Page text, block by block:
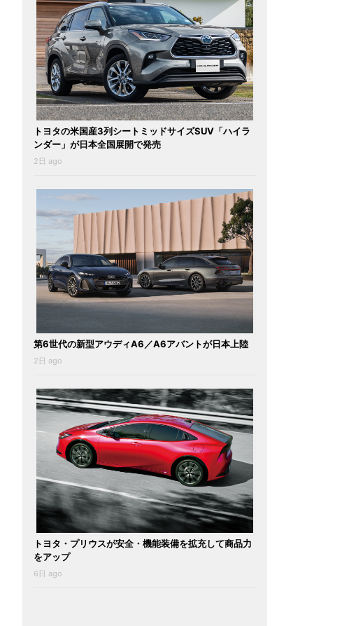
トヨタの米国産3列シートミッドサイズSUV「ハイラ
ンダー」が日本全国展開で発売
2日 ago
第6世代の新型アウディA6／A6アバントが日本上陸
2日 ago
トヨタ・プリウスが安全・機能装備を拡充して商品力
をアップ
6日 ago